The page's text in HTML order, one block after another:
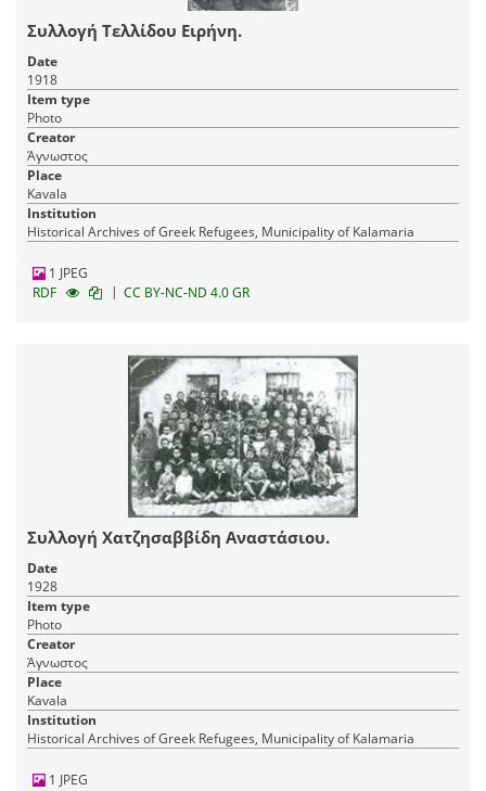
Συλλογή Τελλίδου Ειρήνη.
Date
1918
Item type
Photo
Creator
Άγνωστος
Place
Kavala
Institution
Historical Archives of Greek Refugees, Municipality of Kalamaria
1 JPEG
RDF
| CC BY-NC-ND 4.0 GR
Συλλογή Χατζησαββίδη Αναστάσιου.
Date
1928
Item type
Photo
Creator
Άγνωστος
Place
Kavala
Institution
Historical Archives of Greek Refugees, Municipality of Kalamaria
1 JPEG